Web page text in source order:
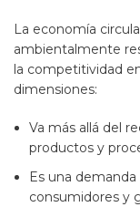
La economía
ambientalmente
la competitividad
dimensiones:
Va más allá del
productos y
Es una
consumidores y